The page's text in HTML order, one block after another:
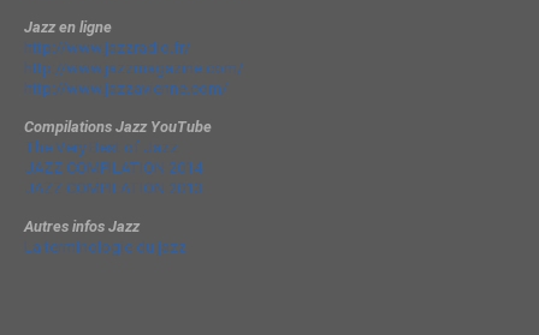
Jazz en ligne
http://www.jazzradio.fr/
http://www.jazzmagazine.com/
http://www.jazzavienne.com/
Compilations Jazz YouTube
The Very Best of Jazz
JAZZ COMPILATION 2014
JAZZ COMPILATION 2013
Autres infos Jazz
La terminologie du jazz